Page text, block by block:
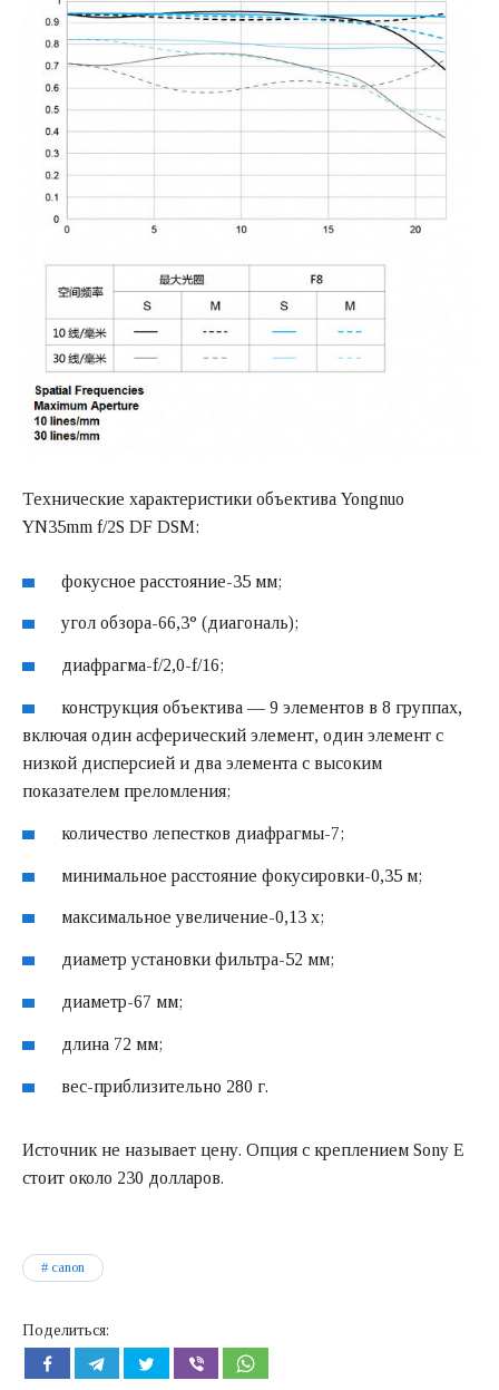
Технические характеристики объектива Yongnuo
YN35mm f/2S DF DSM:
фокусное расстояние-35 мм;
угол обзора-66,3° (диагональ);
диафрагма-f/2,0-f/16;
конструкция объектива — 9 элементов в 8 группах,
включая один асферический элемент, один элемент с
низкой дисперсией и два элемента с высоким
показателем преломления;
количество лепестков диафрагмы-7;
минимальное расстояние фокусировки-0,35 м;
максимальное увеличение-0,13 x;
диаметр установки фильтра-52 мм;
диаметр-67 мм;
длина 72 мм;
вес-приблизительно 280 г.
Источник не называет цену. Опция с креплением Sony E
стоит около 230 долларов.
canon
Поделиться: